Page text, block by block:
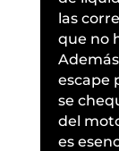
las
que no
escape
se
del
es